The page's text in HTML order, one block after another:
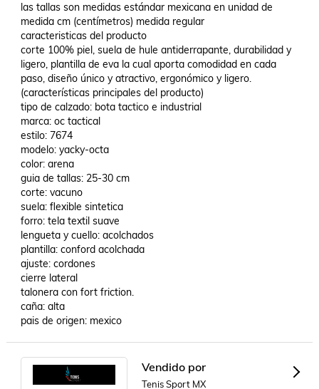
las tallas son medidas estándar mexicana en unidad de
medida cm (centímetros) medida regular
caracteristicas del producto
corte 100% piel, suela de hule antiderrapante, durabilidad y
ligero, plantilla de eva la cual aporta comodidad en cada
paso, diseño único y atractivo, ergonómico y ligero.
(características principales del producto)
tipo de calzado: bota tactico e industrial
marca: oc tactical
estilo: 7674
modelo: yacky-octa
color: arena
guia de tallas: 25-30 cm
corte: vacuno
suela: flexible sintetica
forro: tela textil suave
lengueta y cuello: acolchados
plantilla: conford acolchada
ajuste: cordones
cierre lateral
talonera con fort friction.
caña: alta
pais de origen: mexico
Vendido por
Tenis Sport MX